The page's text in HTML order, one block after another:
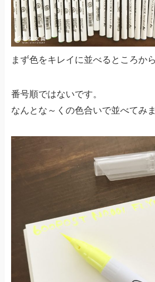
まず色をキレイに並べるところか
番号順ではないです。
なんとな～くの色合いで並べてみま